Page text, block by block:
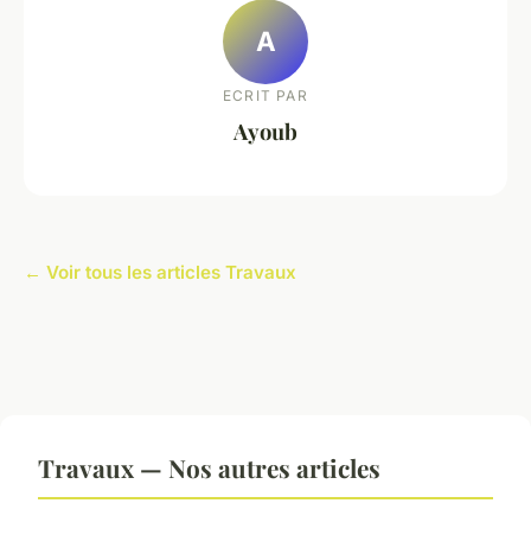
A
ECRIT PAR
Ayoub
← Voir tous les articles Travaux
Travaux — Nos autres articles